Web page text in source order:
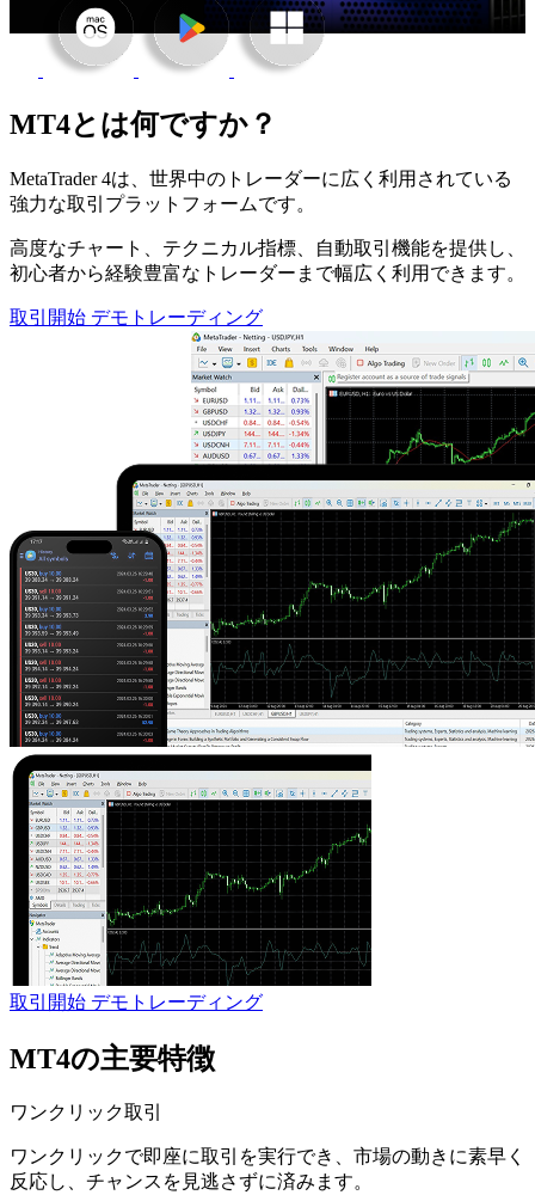
MT4とは何ですか？
MetaTrader 4は、世界中のトレーダーに広く利用されている
強力な取引プラットフォームです。
高度なチャート、テクニカル指標、自動取引機能を提供し、
初心者から経験豊富なトレーダーまで幅広く利用できます。
取引開始 デモトレーディング
取引開始 デモトレーディング
MT4の主要特徴
ワンクリック取引
ワンクリックで即座に取引を実行でき、市場の動きに素早く
反応し、チャンスを見逃さずに済みます。